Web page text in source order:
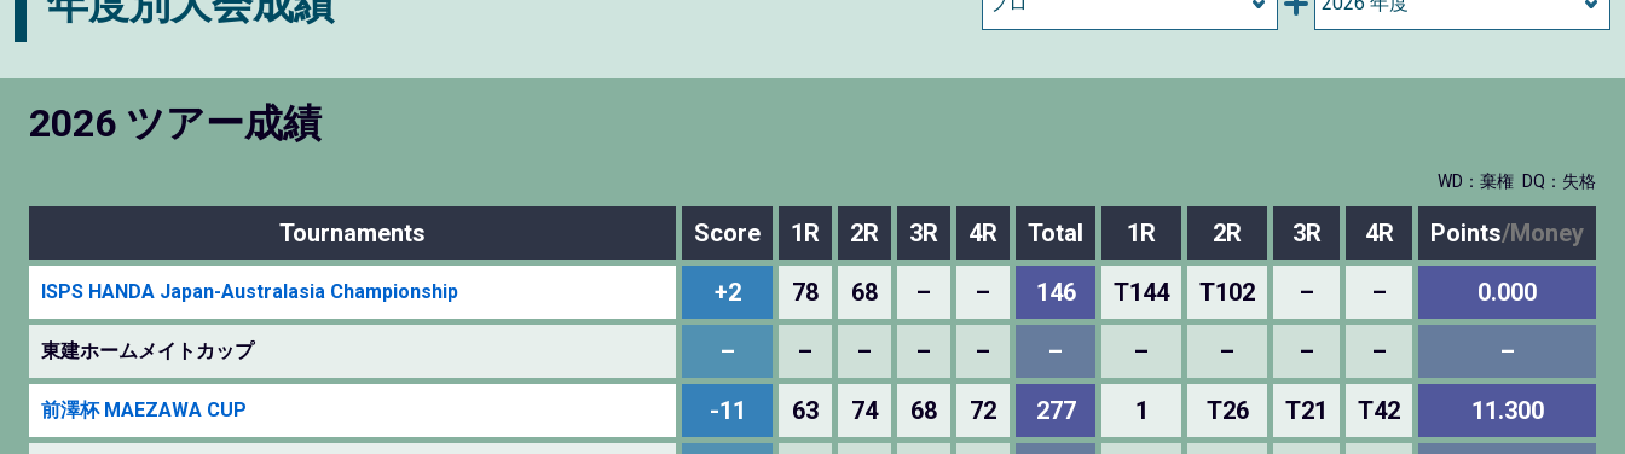
2026 ツアー成績
WD：棄権 DQ：失格
Tournaments Score 1R 2R 3R 4R Total 1R 2R 3R 4R Points/Money
ISPS HANDA Japan-Australasia Championship +2 78 68 – – 146 T144 T102 – – 0.000
東建ホームメイトカップ – – – – – – – – – – –
前澤杯 MAEZAWA CUP -11 63 74 68 72 277 1 T26 T21 T42 11.300